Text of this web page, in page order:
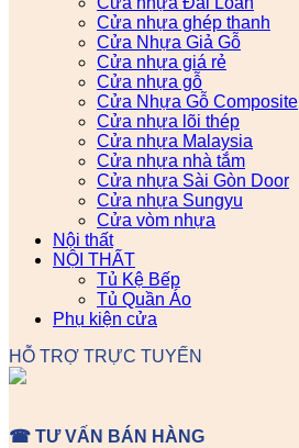
Cửa nhựa ghép thanh
Cửa Nhựa Giả Gỗ
Cửa nhựa giá rẻ
Cửa nhựa gỗ
Cửa Nhựa Gỗ Composite
Cửa nhựa lõi thép
Cửa nhựa Malaysia
Cửa nhựa nhà tắm
Cửa nhựa Sài Gòn Door
Cửa nhựa Sungyu
Cửa vòm nhựa
Nội thất
NỘI THẤT
Tủ Kệ Bếp
Tủ Quần Áo
Phụ kiện cửa
HỖ TRỢ TRỰC TUYẾN
☎ TƯ VẤN BÁN HÀNG